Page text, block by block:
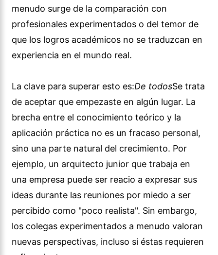
menudo surge de la comparación con
profesionales experimentados o del temor de
que los logros académicos no se traduzcan en
experiencia en el mundo real.
La clave para superar esto es:De todosSe trata
de aceptar que empezaste en algún lugar. La
brecha entre el conocimiento teórico y la
aplicación práctica no es un fracaso personal,
sino una parte natural del crecimiento. Por
ejemplo, un arquitecto junior que trabaja en
una empresa puede ser reacio a expresar sus
ideas durante las reuniones por miedo a ser
percibido como "poco realista". Sin embargo,
los colegas experimentados a menudo valoran
nuevas perspectivas, incluso si éstas requieren